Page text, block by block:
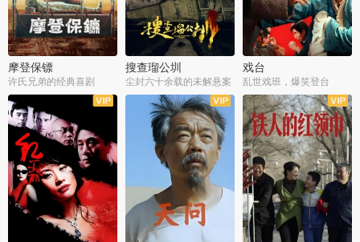
摩登保镖
许氏兄弟的经典喜剧
搜查瑠公圳
尘封六十余载的未解悬案
戏台
乱世戏班，爆笑登台